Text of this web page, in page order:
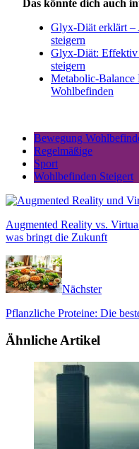
Das könnte dich auch
Glyx-Diät erklärt –
steigern
Glyx-Diät: Effektiv
steigern
Metabolic-Balance
Wohlbefinden
Bewegung
Regelmäßige
Sport
Wohlbefinden Steigert
Augmented Reality vs.
was bringt die Zukunft
Nächster
Pflanzliche Proteine: Die
Ähnliche Artikel